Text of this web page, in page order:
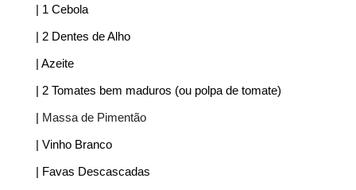
| 1 Cebola
| 2 Dentes de Alho
| Azeite
| 2 Tomates bem maduros (ou polpa de tomate)
| Massa de Pimentão
| Vinho Branco
| Favas Descascadas